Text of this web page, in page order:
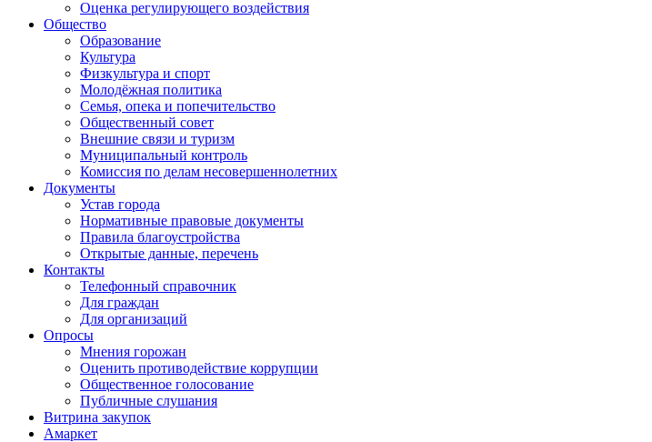
Оценка регулирующего воздействия
Общество
Образование
Культура
Физкультура и спорт
Молодёжная политика
Семья, опека и попечительство
Общественный совет
Внешние связи и туризм
Муниципальный контроль
Комиссия по делам несовершеннолетних
Документы
Устав города
Нормативные правовые документы
Правила благоустройства
Открытые данные, перечень
Контакты
Телефонный справочник
Для граждан
Для организаций
Опросы
Мнения горожан
Оценить противодействие коррупции
Общественное голосование
Публичные слушания
Витрина закупок
Амаркет